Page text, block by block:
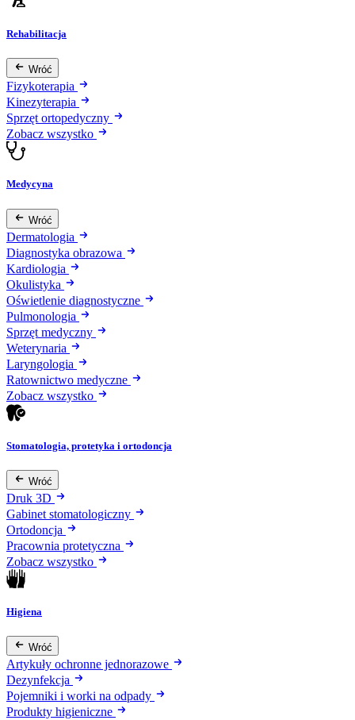
Rehabilitacja
Wróć
Fizykoterapia
Kinezyterapia
Sprzęt ortopedyczny
Zobacz wszystko
Medycyna
Wróć
Dermatologia
Diagnostyka obrazowa
Kardiologia
Okulistyka
Oświetlenie diagnostyczne
Pulmonologia
Sprzęt medyczny
Weterynaria
Laryngologia
Ratownictwo medyczne
Zobacz wszystko
Stomatologia, protetyka i ortodoncja
Wróć
Druk 3D
Gabinet stomatologiczny
Ortodoncja
Pracownia protetyczna
Zobacz wszystko
Higiena
Wróć
Artykuły ochronne jednorazowe
Dezynfekcja
Pojemniki i worki na odpady
Produkty higieniczne